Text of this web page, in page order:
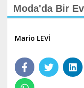
Moda'da Bir Ev
Mario LEVİ